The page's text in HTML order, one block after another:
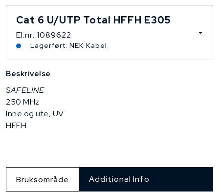
Cat 6 U/UTP Total HFFH E305
El.nr: 1089622
Lagerført: NEK Kabel
Beskrivelse
SAFELINE
250 MHz
Inne og ute, UV
HFFH
Bruksområde Additional Info